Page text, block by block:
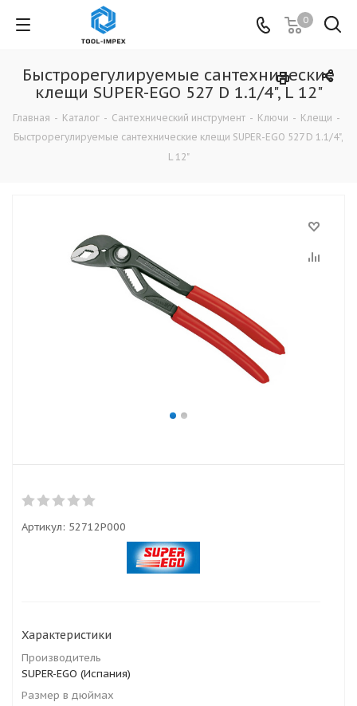
0
Быстрорегулируемые сантехнические
клещи SUPER-EGO 527 D 1.1/4", L 12"
Главная - Каталог - Сантехнический инструмент - Ключи - Клещи -
Быстрорегулируемые сантехнические клещи SUPER-EGO 527 D 1.1/4",
L 12"
Артикул: 52712P000
Характеристики
Производитель
SUPER-EGO (Испания)
Размер в дюймах